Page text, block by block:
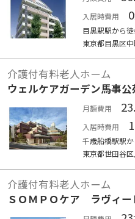
入居時費用
0
目黒駅駅から
東京都目黒区
介護付有料老人ホーム
ウェルケアガーデン馬事公
月額費用
入居時費用
千歳船橋駅駅
東京都世田谷
介護付有料老人ホーム
ＳＯＭＰＯケア ラヴィー